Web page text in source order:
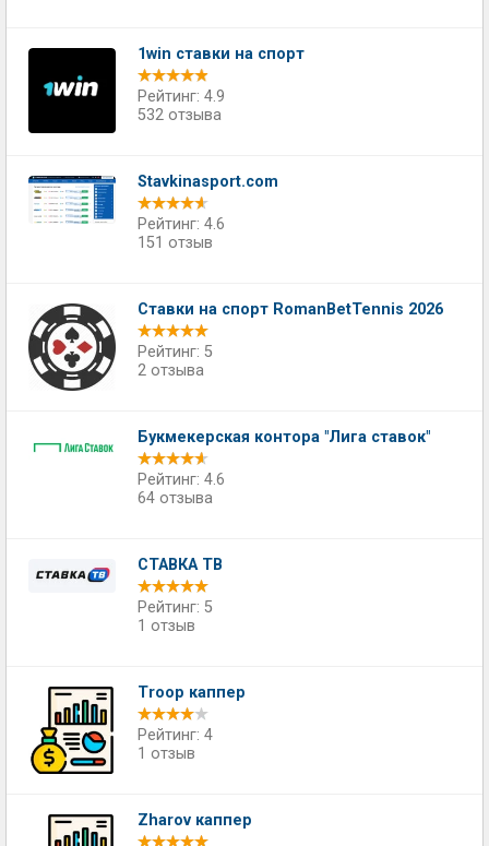
1win ставки на спорт
Рейтинг: 4.9
532 отзыва
Stavkinasport.com
Рейтинг: 4.6
151 отзыв
Ставки на спорт RomanBetTennis 2026
Рейтинг: 5
2 отзыва
Букмекерская контора "Лига ставок"
Рейтинг: 4.6
64 отзыва
СТАВКА ТВ
Рейтинг: 5
1 отзыв
Troop каппер
Рейтинг: 4
1 отзыв
Zharov каппер